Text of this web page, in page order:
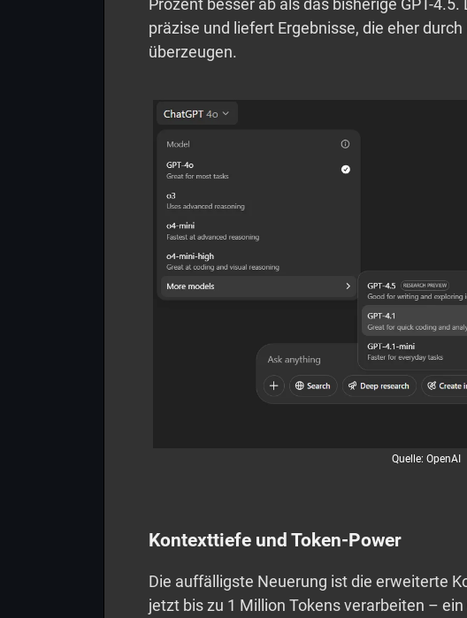
Prozent besser ab als das bisherige GPT-
präzise und liefert Ergebnisse, die eher
überzeugen.
Quelle: OpenAI
Kontexttiefe und Token-Power
Die auffälligste Neuerung ist die erweiterte
jetzt bis zu 1 Million Tokens verarbeiten –